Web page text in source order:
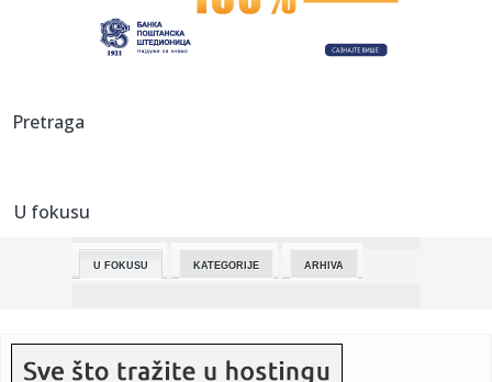
00:15:Novi Pazar upao u krizu – četvrti uzastopni poraz
ovoga puta p...
23:37:
23:36: Smart #6 EHD
Pretraga
U fokusu
U FOKUSU KATEGORIJE ARHIVA